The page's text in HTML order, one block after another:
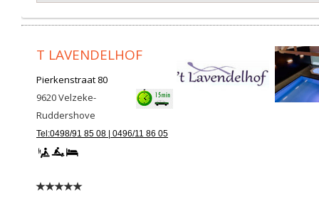
T LAVENDELHOF
Pierkenstraat 80
9620Velzeke-
Ruddershove
Tel:0498/91 85 08 | 0496/11 86 05